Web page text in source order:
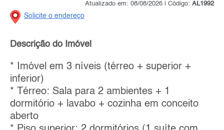
Atualizado em: 08/08/2026 | Código: AL1992
Solicite o endereço
Descrição do Imóvel
* Imóvel em 3 níveis (térreo + superior +
inferior)
* Térreo: Sala para 2 ambientes + 1
dormitório + lavabo + cozinha em conceito
aberto